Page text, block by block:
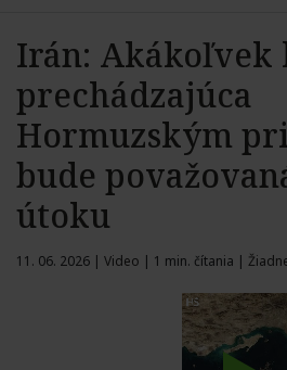
Irán: Akákoľvek
prechádzajúca
Hormuzským
bude
útoku
11. 06. 2026 | Video | 1 min. čítania |